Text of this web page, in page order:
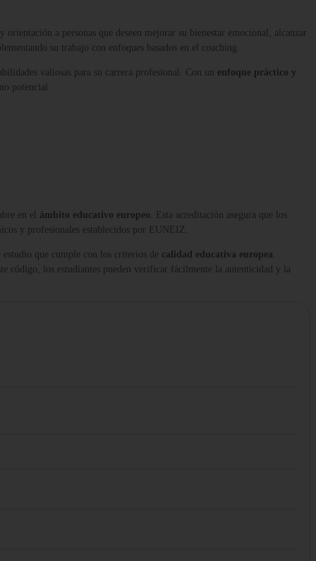
orientación a personas que deseen mejorar su bienestar emocional, alcanzar
su trabajo con enfoques basados en el coaching.
valiosas para su carrera profesional. Con un enfoque práctico y
potencial.
en el ámbito educativo europeo. Esta acreditación asegura que los
y profesionales establecidos por EUNEIZ.
que cumple con los criterios de calidad educativa europea.
código, los estudiantes pueden verificar fácilmente la autenticidad y la